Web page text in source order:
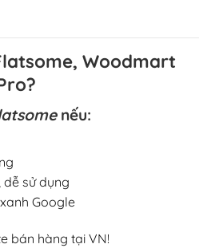
Woodmart
nếu:
sử dụng
Google
bán hàng tại VN!